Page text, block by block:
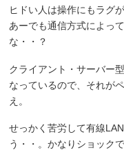
ヒドい人は操作にもラグ
あーでも通信方式によっ
な・・？
クライアント・サーバー
なっているので、それが
え。
せっかく苦労して有線
う・・。かなりショックで